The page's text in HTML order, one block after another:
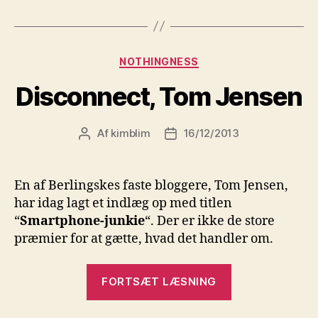
darling”
Kategorier
NOTHINGNESS
Disconnect, Tom Jensen
Indlægsforfatter
Af kimblim Indlægsdato
16/12/2013
En af Berlingskes faste bloggere, Tom Jensen,
har idag lagt et indlæg op med titlen
“Smartphone-junkie“. Der er ikke de store
præmier for at gætte, hvad det handler om.
FORTSÆT LÆSNING